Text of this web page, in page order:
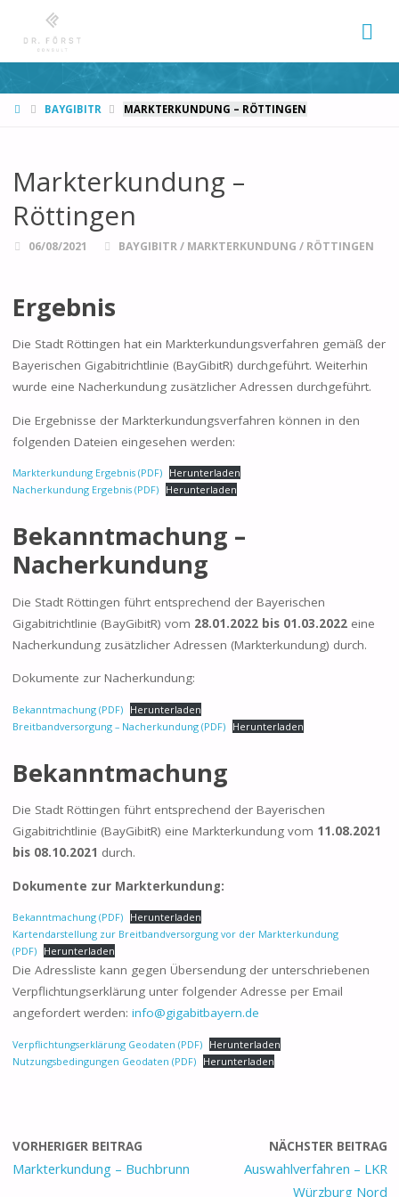
STARTBAYGIBITR MARKTERKUNDUNG – RÖTTINGEN
Markterkundung –
Röttingen
06/08/2021 BAYGIBITR/ MARKTERKUNDUNG / RÖTTINGEN
Ergebnis
Die Stadt Röttingen hat ein Markterkundungsverfahren gemäß der
Bayerischen Gigabitrichtlinie (BayGibitR) durchgeführt. Weiterhin
wurde eine Nacherkundung zusätzlicher Adressen durchgeführt.
Die Ergebnisse der Markterkundungsverfahren können in den
folgenden Dateien eingesehen werden:
Markterkundung Ergebnis (PDF)
Herunterladen
Nacherkundung Ergebnis (PDF)
Herunterladen
Bekanntmachung –
Nacherkundung
Die Stadt Röttingen führt entsprechend der Bayerischen
Gigabitrichtlinie (BayGibitR) vom 28.01.2022 bis 01.03.2022eine
Nacherkundung zusätzlicher Adressen (Markterkundung) durch.
Dokumente zur Nacherkundung:
Bekanntmachung (PDF)
Herunterladen
Breitbandversorgung – Nacherkundung (PDF)
Herunterladen
Bekanntmachung
Die Stadt Röttingen führt entsprechend der Bayerischen
Gigabitrichtlinie (BayGibitR) eine Markterkundung vom 11.08.2021
bis 08.10.2021 durch.
Dokumente zur Markterkundung:
Bekanntmachung (PDF)
Herunterladen
Kartendarstellung zur Breitbandversorgung vor der Markterkundung
(PDF)
Herunterladen
Die Adressliste kann gegen Übersendung der unterschriebenen
Verpflichtungserklärung unter folgender Adresse per Email
angefordert werden: info@gigabitbayern.de
Verpflichtungserklärung Geodaten (PDF)
Herunterladen
Nutzungsbedingungen Geodaten (PDF)
Herunterladen
VORHERIGER BEITRAG
Markterkundung – Buchbrunn
NÄCHSTER BEITRAG
Auswahlverfahren – LKR
Würzburg Nord